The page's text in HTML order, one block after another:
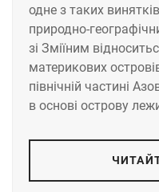
одне з таких
природно-
зі Зміїним
материкових
північній частині
в основі острову